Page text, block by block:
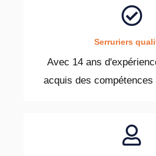
Serruriers
Avec 14 ans
acquis des compétences